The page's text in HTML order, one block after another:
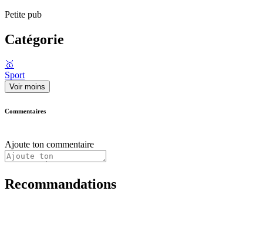
Petite pub
Catégorie
🥇
Sport
Voir moins
Commentaires
Ajoute ton commentaire
Recommandations